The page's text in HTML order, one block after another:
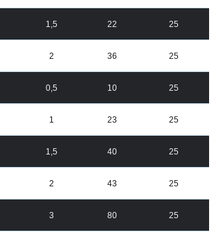
1,5 22 25
2 36 25
0,5 10 25
1 23 25
1,5 40 25
2 43 25
3 80 25